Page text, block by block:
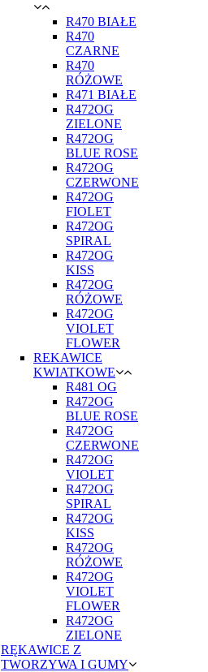
R470 BIAŁE
R470
CZARNE
R470
RÓŻOWE
R471 BIAŁE
R472OG
ZIELONE
R472OG
BLUE ROSE
R472OG
CZERWONE
R472OG
FIOLET
R472OG
SPIRAL
R472OG
KISS
R472OG
RÓŻOWE
R472OG
VIOLET
FLOWER
REKAWICE
KWIATKOWE
R481 OG
R472OG
BLUE ROSE
R472OG
CZERWONE
R472OG
VIOLET
R472OG
SPIRAL
R472OG
KISS
R472OG
RÓŻOWE
R472OG
VIOLET
FLOWER
R472OG
ZIELONE
RĘKAWICE Z
TWORZYWA I GUMY